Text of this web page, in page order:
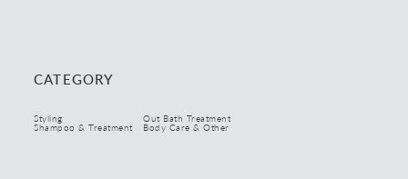
CATEGORY
Styling Out Bath Treatment
Shampoo & Treatment Body Care & Other